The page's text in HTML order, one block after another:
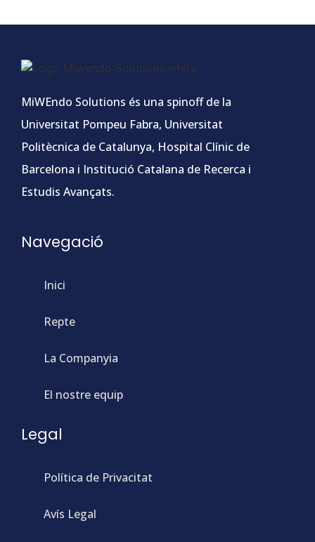
MiWEndo Solutions és una spinoff de la
Universitat Pompeu Fabra, Universitat
Politècnica de Catalunya, Hospital Clínic de
Barcelona i Institució Catalana de Recerca i
Estudis Avançats.
Navegació
Inici
Repte
La Companyia
El nostre equip
Legal
Política de Privacitat
Avís Legal